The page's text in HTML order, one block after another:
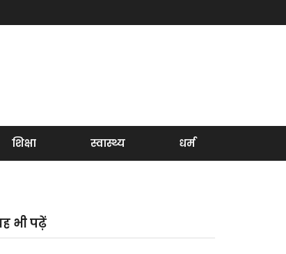
शिक्षा स्वास्थ्य धर्म
भी पढ़ें